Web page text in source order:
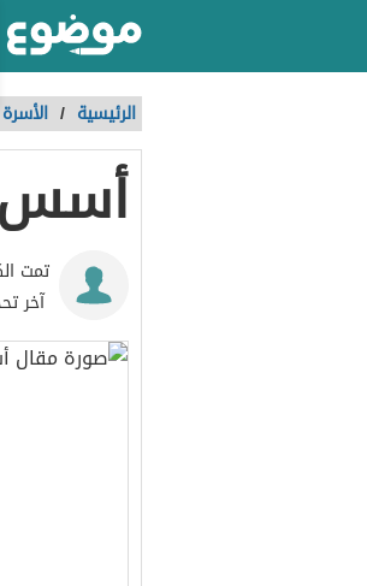
الرئيسية / الأسرة
أسس
تمت
آخر